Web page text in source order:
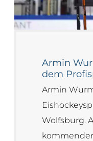
Armin
dem
Armin
Wolfsburg.